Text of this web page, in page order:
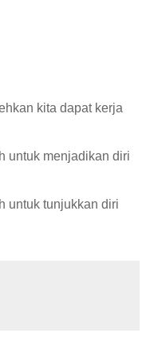
kita dapat kerja
untuk menjadikan diri
untuk tunjukkan diri